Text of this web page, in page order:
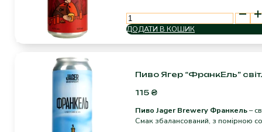
Пиво
Ягер
"Дідич
Потоцький"
Лагер
ДОДАТИ В КОШИК
Пиво Ягер “ФранкЕль”
115₴
Пиво Jager Brewery Франкель–
Смак збалансований, з помірною